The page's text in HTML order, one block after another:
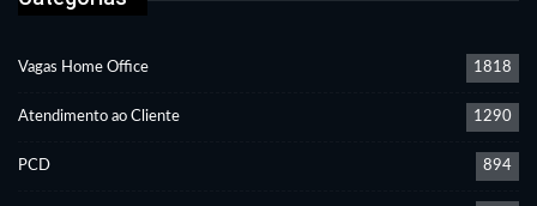
Vagas Home Office 1818
Atendimento ao Cliente 1290
PCD 894